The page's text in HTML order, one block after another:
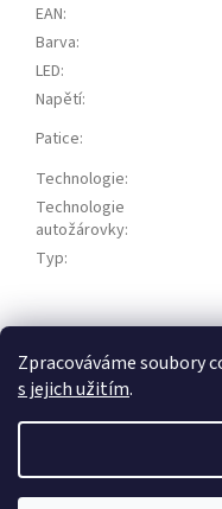
Zpracováváme soubory
s jejich užitím.
EAN:
Barva:
LED:
Napětí:
Patice:
Technologie:
Technologie
autožárovky:
Typ:
Z